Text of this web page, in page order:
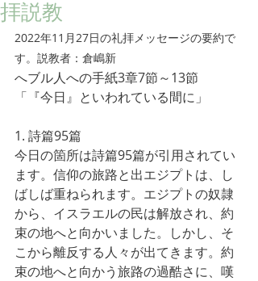
拝説教
2022年11月27日の礼拝メッセージの要約で
す。説教者：倉嶋新
へブル人への手紙3章7節～13節
「『今日』といわれている間に」
1. 詩篇95篇
今日の箇所は詩篇95篇が引用されてい
ます。信仰の旅路と出エジプトは、し
ばしば重ねられます。エジプトの奴隷
から、イスラエルの民は解放され、約
束の地へと向かいました。しかし、そ
こから離反する人々が出てきます。約
束の地へと向かう旅路の過酷さに、嘆